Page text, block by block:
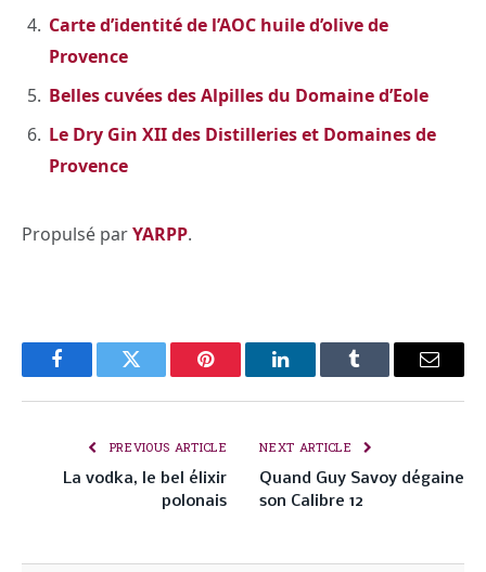
Carte d’identité de l’AOC huile d’olive de
Provence
Belles cuvées des Alpilles du Domaine d’Eole
Le Dry Gin XII des Distilleries et Domaines de
Provence
Propulsé parYARPP.
FacebookTwitter Pinterest LinkedInTumblr Email
PREVIOUS ARTICLE
La vodka, le bel élixir
polonais
NEXT ARTICLE
Quand Guy Savoy dégaine
son Calibre 12